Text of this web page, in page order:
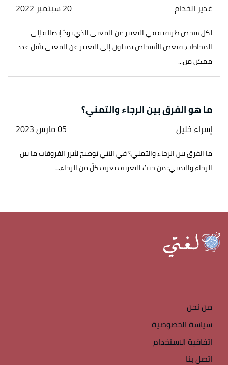
غدير الخدام 20 سبتمبر 2022
لكل شخص طريقته في التعبير عن المعنى الذي يودّ إيصاله إلى
المخاطب، فبعض الأشخاص يميلون إلى التعبير عن المعنى بأقل عدد
ممكن من...
ما هو الفرق بين الرجاء والتمني؟
إسراء خليل 05 مارس 2023
ما الفرق بين الرجاء والتمني؟ في الآتي توضيح لأبرز الفروقات ما بين
الرجاء والتمني: من حيث التعريف يعرف كلّ من الرجاء...
من نحن
سياسة الخصوصية
اتفاقية الاستخدام
اتصل بنا